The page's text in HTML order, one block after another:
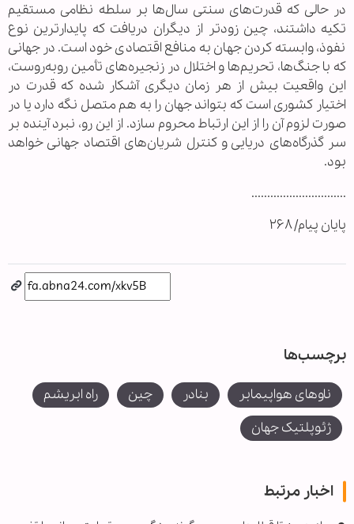
در حالی که قدرت‌های سنتی سال‌ها بر سلطه نظامی مستقیم
تکیه داشتند، چین زودتر از دیگران دریافت که پایدارترین نوع
نفوذ، وابسته کردن جهان به منافع اقتصادی خود است. در جهانی
که با جنگ‌ها، تحریم‌ها و اختلال در زنجیره‌های تأمین روبه‌روست،
این واقعیت بیش از هر زمان دیگری آشکار شده که قدرت در
اختیار کشوری است که بتواند جهان را به هم متصل نگه دارد یا در
صورت لزوم آن را از این ارتباط محروم سازد. از این رو، نبرد آینده بر
سر گذرگاه‌های دریایی و کنترل شریان‌های اقتصاد جهانی خواهد
بود.
..............................
پایان پیام/ ۲۶۸
برچسب‌ها
ناوهای هواپیمابر بنادر چین
راه ابریشم
ژئوپلتیک جهان
اخبار مرتبط